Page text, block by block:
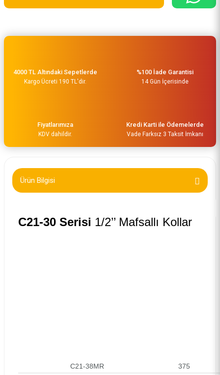
4000 TL Altındaki Sepetlerde
Kargo Ücreti 190 TL'dir.
%100 İade Garantisi
14 Gün İçerisinde
Fiyatlarımıza
KDV dahildir.
Kredi Karti ile Ödemelerde
Vade Farksız 3 Taksit İmkanı
Ürün Bilgisi
C21-30 Serisi 1/2’’ Mafsallı Kollar
C21-38MR
375